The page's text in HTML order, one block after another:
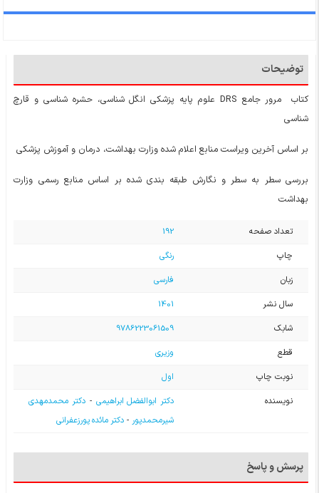
توضیحات
کتاب مرور جامع DRS علوم پایه پزشکی انگل شناسی، حشره شناسی و قارچ
شناسی
بر اساس آخرین ویراست منابع اعلام شده وزارت بهداشت، درمان و آموزش پزشکی
بررسی سطر به سطر و نگارش طبقه بندی شده بر اساس منابع رسمی وزارت
بهداشت
تعداد صفحه
192
چاپ
رنگی
زبان
فارسی
سال نشر
1401
شابک
9786223061509
قطع
وزیری
نوبت چاپ
اول
نویسنده
دکتر ابوالفضل ابراهیمی - دکتر محمدمهدی
شیرمحمدپور - دکتر مائده پورزعفرانی
پرسش و پاسخ